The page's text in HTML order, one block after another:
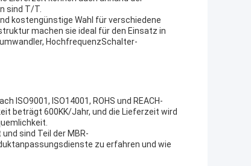
sind T/T.
kostengünstige Wahl für verschiedene
machen sie ideal für den Einsatz in
Hochfrequenz­Schalter­
ISO9001, ISO14001, ROHS und REACH-
beträgt 600KK/Jahr, und die Lieferzeit wird
sind Teil der MBR-
zu erfahren und wie